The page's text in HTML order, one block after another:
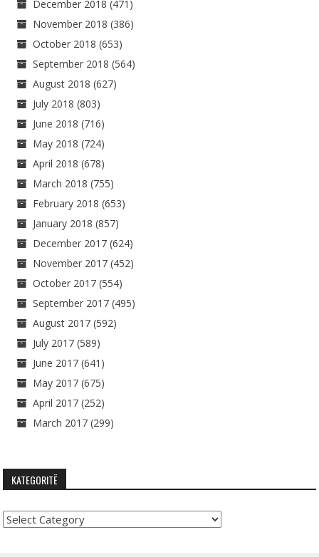
December 2018 (471)
November 2018 (386)
October 2018 (653)
September 2018 (564)
August 2018 (627)
July 2018 (803)
June 2018 (716)
May 2018 (724)
April 2018 (678)
March 2018 (755)
February 2018 (653)
January 2018 (857)
December 2017 (624)
November 2017 (452)
October 2017 (554)
September 2017 (495)
August 2017 (592)
July 2017 (589)
June 2017 (641)
May 2017 (675)
April 2017 (252)
March 2017 (299)
KATEGORITË
Kategoritë